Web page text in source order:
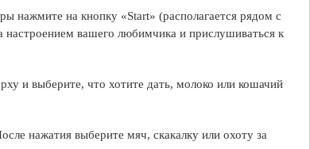
нажмите на кнопку «Start» (располагается рядом с
настроением вашего любимчика и прислушиваться к
и выберите, что хотите дать, молоко или кошачий
нажатия выберите мяч, скакалку или охоту за